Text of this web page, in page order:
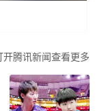
开腾讯新闻查看更多